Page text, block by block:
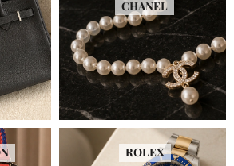
CHANEL
ROLEX